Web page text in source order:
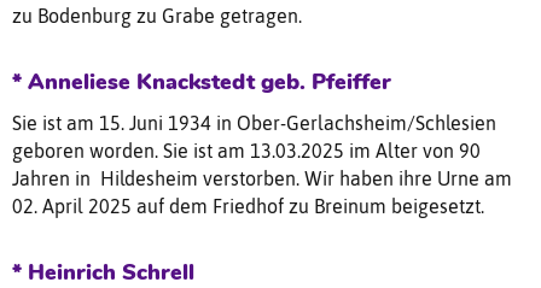
zu Bodenburg zu Grabe getragen.
* Anneliese Knackstedt geb. Pfeiffer
Sie ist am 15. Juni 1934 in Ober-Gerlachsheim/Schlesien
geboren worden. Sie ist am 13.03.2025 im Alter von 90
Jahren in Hildesheim verstorben. Wir haben ihre Urne am
02. April 2025 auf dem Friedhof zu Breinum beigesetzt.
* Heinrich Schrell